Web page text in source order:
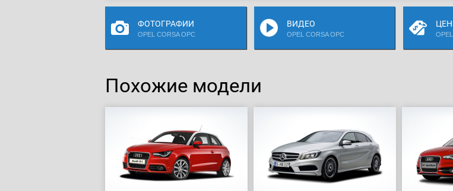
ФОТОГРАФИИ
OPEL CORSA OPC
ВИДЕО
OPEL CORSA OPC
Похожие модели